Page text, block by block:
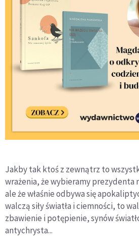
Jakby tak ktoś z zewnątrz to
wrażenia, że wybieramy prezydenta
ale że właśnie odbywa się
walczą siły światła i ciemności, to
zbawienie i potępienie, synów
antychrysta...